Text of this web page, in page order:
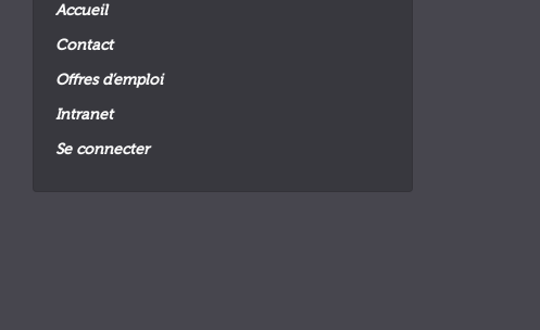
Accueil
Contact
Offres d’emploi
Intranet
Se connecter